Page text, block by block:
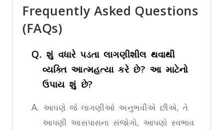
Frequently Asked Questions
(FAQs)
Q.શું વધારે પડતા લાગણીશીલ થવાથી
વ્યક્તિ આત્મહત્યા કરે છે? આ માટેનો
ઉપાય શું છે?
A. આપણે જે લાગણીઓ અનુભવીએ છીએ, તે
આપણી આસપાસના સંજોગો, આપણો સ્વભાવ